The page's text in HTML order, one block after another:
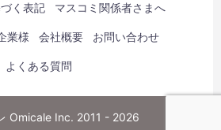
く表記 マスコミ関係者さまへ
業様 会社概要 お問い合わせ
よくある質問
Omicale Inc. 2011 - 2026